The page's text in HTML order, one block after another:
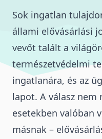
Sok ingatlan
állami elővásárlási
vevőt talált a
természetvédelmi
ingatlanára, és az
lapot. A válasz nem
esetekben valóban
másnak –